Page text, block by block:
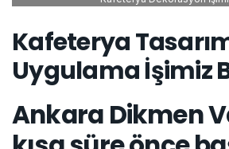
Kafeterya
Uygulama İşimiz
Ankara Dikmen